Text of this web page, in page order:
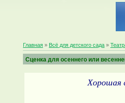
Главная » Всё для детского сада »
Сценка для осеннего или
Хорошая